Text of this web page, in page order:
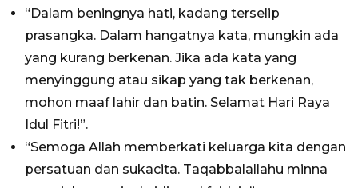
“Dalam beningnya hati, kadang terselip
prasangka. Dalam hangatnya kata, mungkin ada
yang kurang berkenan. Jika ada kata yang
menyinggung atau sikap yang tak berkenan,
mohon maaf lahir dan batin. Selamat Hari Raya
Idul Fitri!”.
“Semoga Allah memberkati keluarga kita dengan
persatuan dan sukacita. Taqabbalallahu minna